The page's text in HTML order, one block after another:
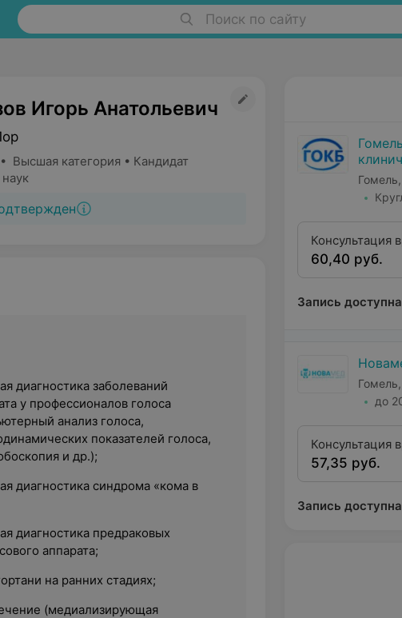
Поиск по сайту
Игорь Анатольевич
Высшая категория • Кандидат
диагностика заболеваний
у профессионалов голоса
анализ голоса,
показателей голоса,
и др.);
диагностика синдрома «кома в
диагностика предраковых
аппарата;
на ранних стадиях;
(медиализирующая
Консультация
60,40 руб.
Запись
до
Консультация
57,35 руб.
Запись